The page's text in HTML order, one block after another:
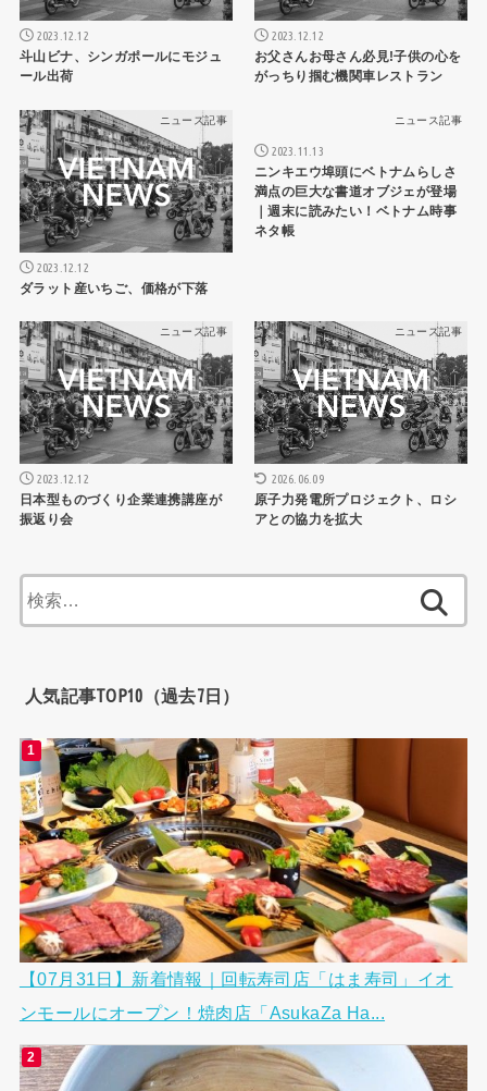
2023.12.12
斗山ビナ、シンガポールにモジュ
ール出荷
2023.12.12
お父さんお母さん必見!子供の心を
がっちり掴む機関車レストラン
ニュース記事
2023.12.12
ダラット産いちご、価格が下落
ニュース記事
2023.11.13
ニンキエウ埠頭にベトナムらしさ
満点の巨大な書道オブジェが登場
｜週末に読みたい！ベトナム時事
ネタ帳
ニュース記事
2023.12.12
日本型ものづくり企業連携講座が
振返り会
ニュース記事
2026.06.09
原子力発電所プロジェクト、ロシ
アとの協力を拡大
索:
人気記事TOP10（過去7日）
【07月31日】新着情報｜回転寿司店「はま寿司」イオ
ンモールにオープン！焼肉店「AsukaZa Ha...